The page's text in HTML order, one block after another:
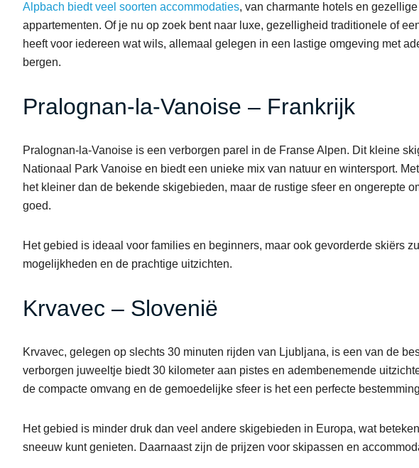
Alpbach biedt veel soorten accommodaties, van charmante hotels en
appartementen. Of je nu op zoek bent naar luxe, gezelligheid traditionele of
heeft voor iedereen wat wils, allemaal gelegen in een lastige omgeving met
bergen.
Pralognan-la-Vanoise – Frankrijk
Pralognan-la-Vanoise is een verborgen parel in de Franse Alpen. Dit kleine
Nationaal Park Vanoise en biedt een unieke mix van natuur en wintersport.
het kleiner dan de bekende skigebieden, maar de rustige sfeer en ongerepte
goed.
Het gebied is ideaal voor families en beginners, maar ook gevorderde skiërs
mogelijkheden en de prachtige uitzichten.
Krvavec – Slovenië
Krvavec, gelegen op slechts 30 minuten rijden van Ljubljana, is een van de
verborgen juweeltje biedt 30 kilometer aan pistes en adembenemende
de compacte omvang en de gemoedelijke sfeer is het een perfecte
Het gebied is minder druk dan veel andere skigebieden in Europa, wat
sneeuw kunt genieten. Daarnaast zijn de prijzen voor skipassen en